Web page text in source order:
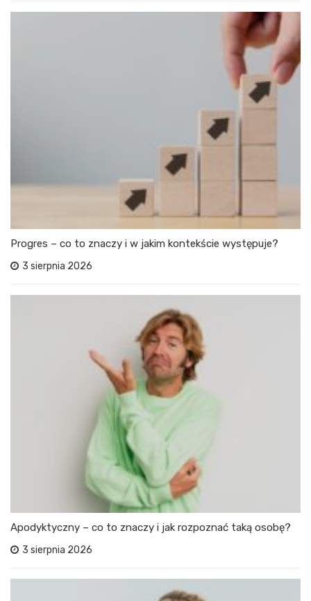
Progres – co to znaczy i w jakim kontekście występuje?
3 sierpnia 2026
Apodyktyczny – co to znaczy i jak rozpoznać taką osobę?
3 sierpnia 2026